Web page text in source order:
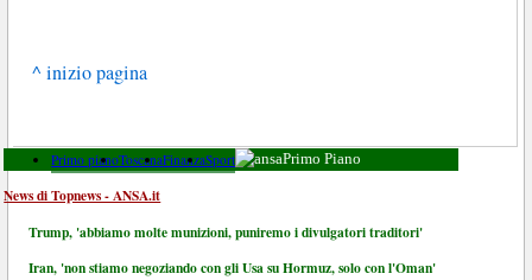
^ inizio pagina
Primo pianoToscanaFinanzaSport Primo Piano
News di Topnews - ANSA.it
Trump, 'abbiamo molte munizioni, puniremo i divulgatori traditori'
Iran, 'non stiamo negoziando con gli Usa su Hormuz, solo con l'Oman'